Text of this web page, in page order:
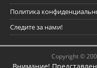
Политика
Следите за нами!
Copyright ©